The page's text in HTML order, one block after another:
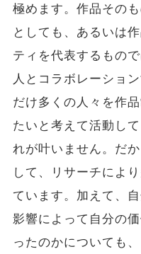
極めます。作品その
としても、あるいは
ティを代表するもの
人とコラボレーショ
だけ多くの人々を作
たいと考えて活動し
れが叶いません。だ
して、リサーチによ
ています。加えて、
影響によって自分の
ったのかについても